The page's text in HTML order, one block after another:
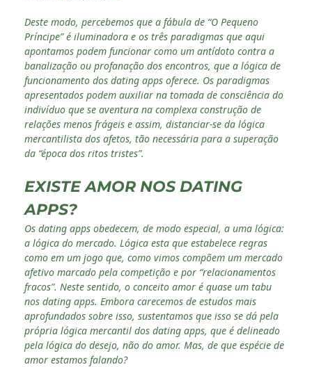
Deste modo, percebemos que a fábula de “O Pequeno
Príncipe” é iluminadora e os três paradigmas que aqui
apontamos podem funcionar como um antídoto contra a
banalização ou profanação dos encontros, que a lógica de
funcionamento dos dating apps oferece. Os paradigmas
apresentados podem auxiliar na tomada de consciência do
indivíduo que se aventura na complexa construção de
relações menos frágeis e assim, distanciar-se da lógica
mercantilista dos afetos, tão necessária para a superação
da “época dos ritos tristes”.
EXISTE AMOR NOS DATING
APPS?
Os dating apps obedecem, de modo especial, a uma lógica:
a lógica do mercado. Lógica esta que estabelece regras
como em um jogo que, como vimos compõem um mercado
afetivo marcado pela competição e por “relacionamentos
fracos”. Neste sentido, o conceito amor é quase um tabu
nos dating apps. Embora carecemos de estudos mais
aprofundados sobre isso, sustentamos que isso se dá pela
própria lógica mercantil dos dating apps, que é delineado
pela lógica do desejo, não do amor. Mas, de que espécie de
amor estamos falando?